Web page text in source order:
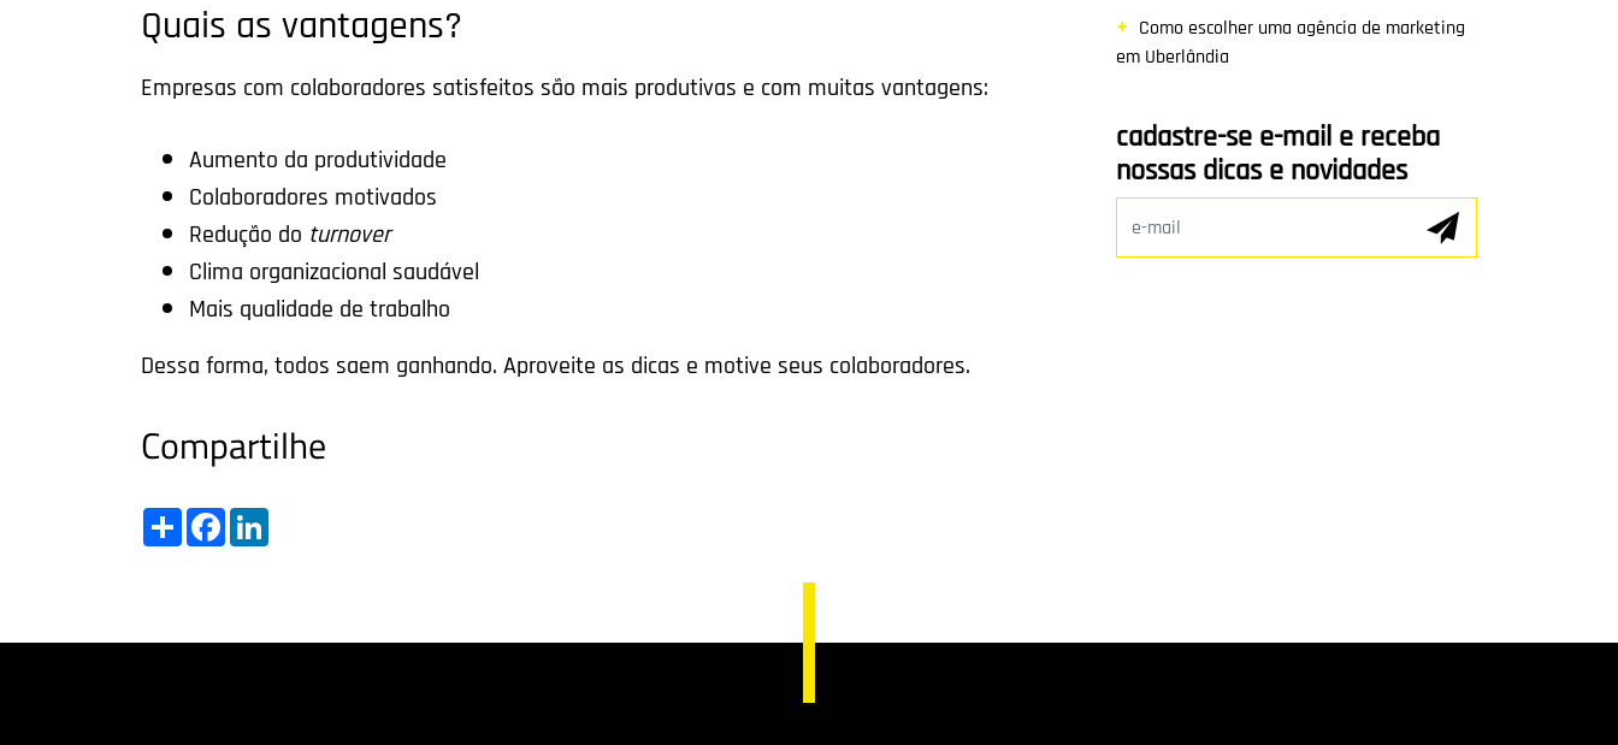
Quais as vantagens?
Empresas com colaboradores satisfeitos são mais produtivas e com muitas vantagens:
Aumento da produtividade
Colaboradores motivados
Redução do turnover
Clima organizacional saudável
Mais qualidade de trabalho
Dessa forma, todos saem ganhando. Aproveite as dicas e motive seus colaboradores.
Compartilhe
ShareFacebook
Como escolher uma agência de marketing
em Uberlândia
cadastre-se e-mail e receba
nossas dicas e novidades